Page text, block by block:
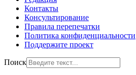
Контакты
Консультирование
Правила перепечатки
Политика конфиденциальности
Поддержите проект
Поиск